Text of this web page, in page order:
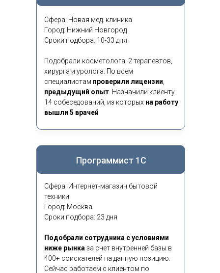
Сфера: Новая мед. клиника
Город: Нижний Новгород
Сроки подбора: 10-33 дня
Подобрали косметолога, 2 терапевтов,
хирурга и уролога. По всем
специалистам проверили лицензии
предыдущий опыт Назначили клиенту
14 собеседований, из которых на работу
вышли 5 врачей
Программист 1С
Сфера: Интернет-магазин бытовой
техники
Город: Москва
Сроки подбора: 23 дня
Подобрали сотрудника с условиями
ниже рынка за счет внутренней базы в
400+ соискателей на данную позицию.
Сейчас работаем с клиентом по